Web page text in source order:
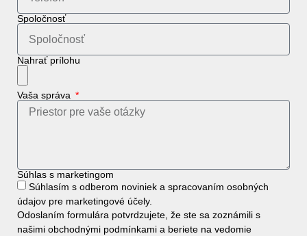
Spoločnosť
Nahrať prílohu
Vaša správa
Súhlas s marketingom
Súhlasím s odberom noviniek a spracovaním osobných
údajov pre marketingové účely.
Odoslaním formulára potvrdzujete, že ste sa zoznámili s
našimi obchodnými podmínkami a beriete na vedomie